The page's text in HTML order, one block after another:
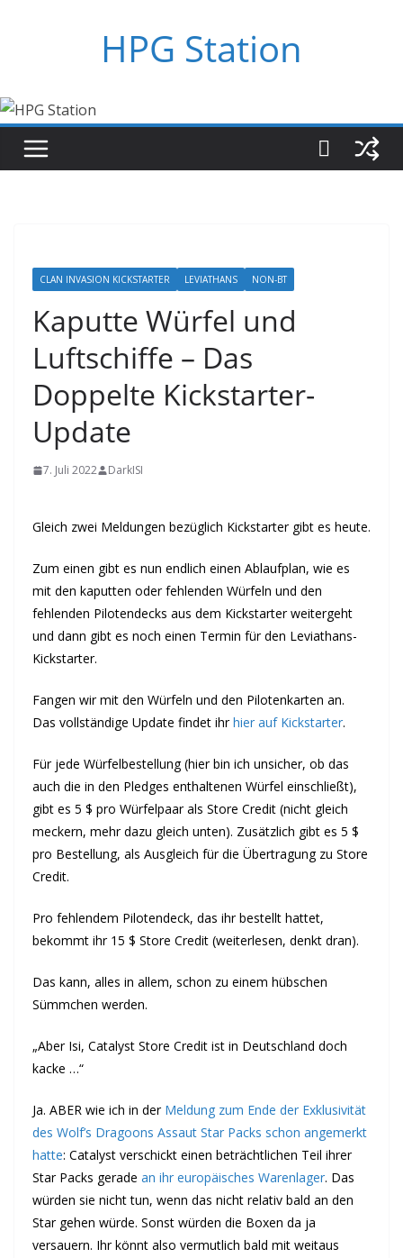
HPG Station
CLAN INVASION KICKSTARTER LEVIATHANS NON-BT
Kaputte Würfel und
Luftschiffe – Das
Doppelte Kickstarter-
Update
7. Juli 2022 DarkISI
Gleich zwei Meldungen bezüglich Kickstarter gibt es heute.
Zum einen gibt es nun endlich einen Ablaufplan, wie es
mit den kaputten oder fehlenden Würfeln und den
fehlenden Pilotendecks aus dem Kickstarter weitergeht
und dann gibt es noch einen Termin für den Leviathans-
Kickstarter.
Fangen wir mit den Würfeln und den Pilotenkarten an.
Das vollständige Update findet ihrhier auf Kickstarter.
Für jede Würfelbestellung (hier bin ich unsicher, ob das
auch die in den Pledges enthaltenen Würfel einschließt),
gibt es 5 $ pro Würfelpaar als Store Credit (nicht gleich
meckern, mehr dazu gleich unten). Zusätzlich gibt es 5 $
pro Bestellung, als Ausgleich für die Übertragung zu Store
Credit.
Pro fehlendem Pilotendeck, das ihr bestellt hattet,
bekommt ihr 15 $ Store Credit (weiterlesen, denkt dran).
Das kann, alles in allem, schon zu einem hübschen
Sümmchen werden.
„Aber Isi, Catalyst Store Credit ist in Deutschland doch
kacke …“
Ja. ABER wie ich in der Meldung zum Ende der Exklusivität
des Wolf’s Dragoons Assaut Star Packs schon angemerkt
hatte: Catalyst verschickt einen beträchtlichen Teil ihrer
Star Packs gerade an ihr europäisches Warenlager. Das
würden sie nicht tun, wenn das nicht relativ bald an den
Star gehen würde. Sonst würden die Boxen da ja
versauern. Ihr könnt also vermutlich bald mit weitaus